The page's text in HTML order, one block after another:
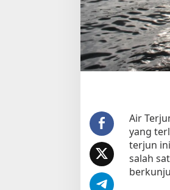
r
j
u
n
S
i
l
o
n
u
n
Air
yang
terjun
salah